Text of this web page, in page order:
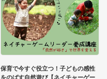
保育で今すぐ役立つ！子どもの感性
をのばす自然遊び【ネイチャーゲー